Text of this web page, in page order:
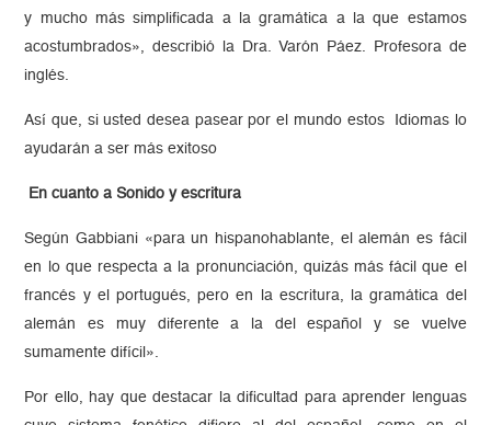
y mucho más simplificada a la gramática a la que estamos
acostumbrados», describió la Dra. Varón Páez. Profesora de
inglés.
Así que, si usted desea pasear por el mundo estos Idiomas lo
ayudarán a ser más exitoso
En cuanto a Sonido y escritura
Según Gabbiani «para un hispanohablante, el alemán es fácil
en lo que respecta a la pronunciación, quizás más fácil que el
francés y el portugués, pero en la escritura, la gramática del
alemán es muy diferente a la del español y se vuelve
sumamente difícil».
Por ello, hay que destacar la dificultad para aprender lenguas